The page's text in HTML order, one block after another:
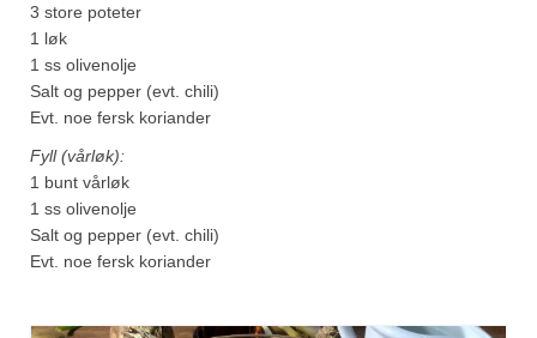
3 store poteter
1 løk
1 ss olivenolje
Salt og pepper (evt. chili)
Evt. noe fersk koriander
Fyll (vårløk):
1 bunt vårløk
1 ss olivenolje
Salt og pepper (evt. chili)
Evt. noe fersk koriander